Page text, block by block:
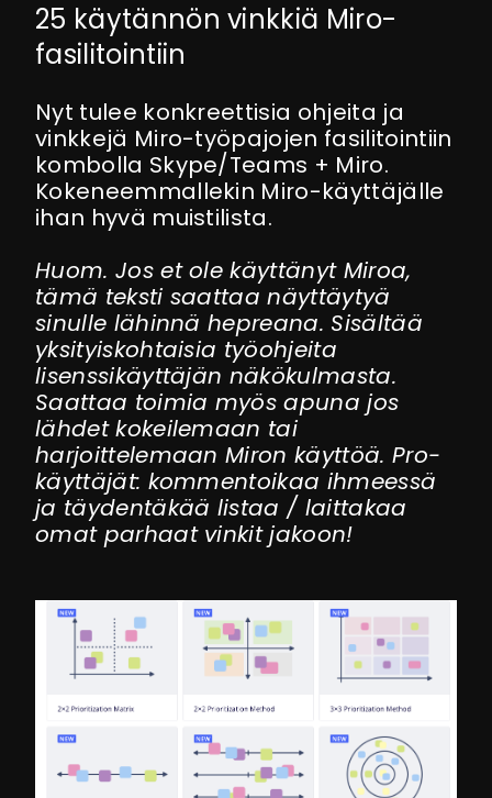
25 käytännön vinkkiä Miro-
fasilitointiin
Nyt tulee konkreettisia ohjeita ja
vinkkejä Miro-työpajojen fasilitointiin
kombolla Skype/Teams + Miro.
Kokeneemmallekin Miro-käyttäjälle
ihan hyvä muistilista.
Huom. Jos et ole käyttänyt Miroa,
tämä teksti saattaa näyttäytyä
sinulle lähinnä hepreana. Sisältää
yksityiskohtaisia työohjeita
lisenssikäyttäjän näkökulmasta.
Saattaa toimia myös apuna jos
lähdet kokeilemaan tai
harjoittelemaan Miron käyttöä. Pro-
käyttäjät: kommentoikaa ihmeessä
ja täydentäkää listaa / laittakaa
omat parhaat vinkit jakoon!